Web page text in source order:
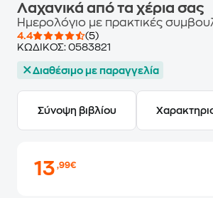
Λαχανικά από τα χέρια σας
Ημερολόγιο με πρακτικές
4.4
(5)
ΚΩΔΙΚΟΣ: 0583821
Διαθέσιμο με παραγγελία
Σύνοψη βιβλίου
13,99€